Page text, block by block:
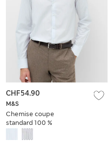
M&S
Chemise coupe
standard 100 %
coton à rayures
CHF54.90